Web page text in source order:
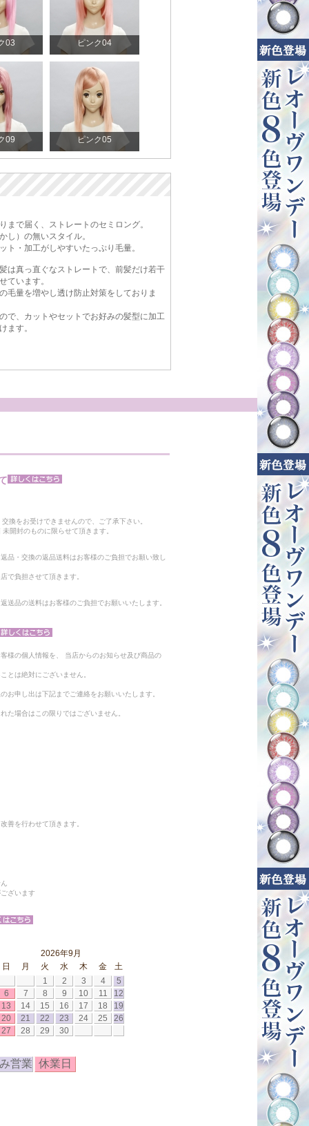
03 ピンク04
09 ピンク05
まで届く、ストレートのセミロング。
し）の無いスタイル。
ト・加工がしやすいたっぷり毛量。
は真っ直ぐなストレートで、前髪だけ若干
ています。
毛量を増やし透け防止対策をしておりま
で、カットやセットでお好みの髪型に加工
ます。
換をお受けできませんので、ご了承下さい。
開封のものに限らせて頂きます。
品・交換の返品送料はお客様のご負担でお願い致し
で負担させて頂きます。
送品の送料はお客様のご負担でお願いいたします。
様の個人情報を、 当店からのお知らせ及び商品の
とは絶対にございません。
お申し出は下記までご連絡をお願いいたします。
た場合はこの限りではございません。
善を行わせて頂きます。
ざいます
2026年9月
日
月 火 水 木 金
土
1
2 3 4
5
6
7 8 9 10 11
12
13
14 15 16 17 18
19
20
21 22 23 24 25
26
27
28 29 30
営業 休業日